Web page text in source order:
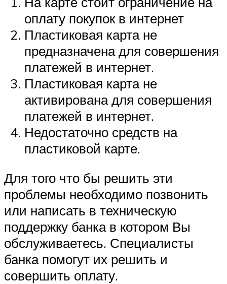
оплату покупок в интернет
Пластиковая карта не
предназначена для совершения
платежей в интернет.
Пластиковая карта не
активирована для совершения
платежей в интернет.
Недостаточно средств на
пластиковой карте.
Для того что бы решить эти
проблемы необходимо позвонить
или написать в техническую
поддержку банка в котором Вы
обслуживаетесь. Специалисты
банка помогут их решить и
совершить оплату.